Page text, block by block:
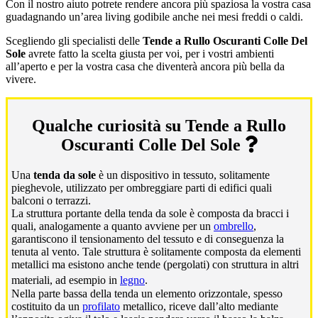
Con il nostro aiuto potrete rendere ancora più spaziosa la vostra casa
guadagnando un’area living godibile anche nei mesi freddi o caldi.
Scegliendo gli specialisti delle Tende a Rullo Oscuranti Colle Del
Sole avrete fatto la scelta giusta per voi, per i vostri ambienti
all’aperto e per la vostra casa che diventerà ancora più bella da
vivere.
Qualche curiosità su Tende a Rullo
Oscuranti Colle Del Sole
Una tenda da sole è un dispositivo in tessuto, solitamente
pieghevole, utilizzato per ombreggiare parti di edifici quali
balconi o terrazzi.
La struttura portante della tenda da sole è composta da bracci i
quali, analogamente a quanto avviene per un ombrello,
garantiscono il tensionamento del tessuto e di conseguenza la
tenuta al vento. Tale struttura è solitamente composta da elementi
metallici ma esistono anche tende (pergolati) con struttura in altri
materiali, ad esempio in legno.
Nella parte bassa della tenda un elemento orizzontale, spesso
costituito da un profilato metallico, riceve dall’alto mediante